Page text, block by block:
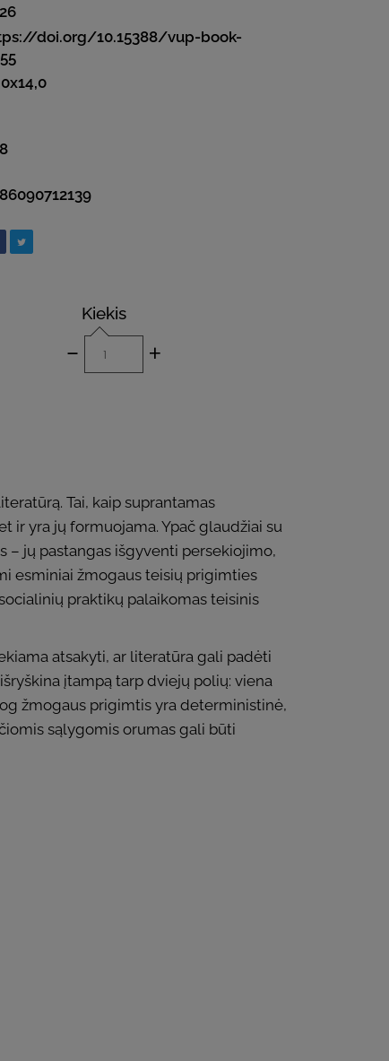
doi.org/10.15388/vup-book-
Kiekis
- +
Tai, kaip suprantamas
ir yra jų formuojama. Ypač glaudžiai su
jų pastangas išgyventi persekiojimo,
esminiai žmogaus teisių prigimties
praktikų palaikomas teisinis
atsakyti, ar literatūra gali padėti
įtampą tarp dviejų polių: viena
žmogaus prigimtis yra deterministinė,
sąlygomis orumas gali būti